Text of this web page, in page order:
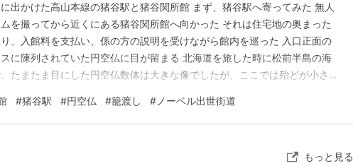
出かけた高山本線の猪谷駅と猪谷関所館 まず、猪谷駅へ寄ってみた 無人
を撮ってから近くにある猪谷関所館へ向かった それは住宅地の奥まった
、入館料を支払い、係の方の説明を受けながら館内を巡った 入口正面の
に陳列されていた円空仏に目が留まる 北海道を旅した時に松前半島の海
たまたま目にした円空仏数体は大きな像でしたが、ここでは殆どが小さい
まで出向いていたことに、今更ながら驚きますね 歌川広重の浮世絵「飛
も描かれていた籠渡し（向かって左側の列）…
#猪谷駅 #円空仏 #籠渡し # ノーベル出世街道
もっと見る